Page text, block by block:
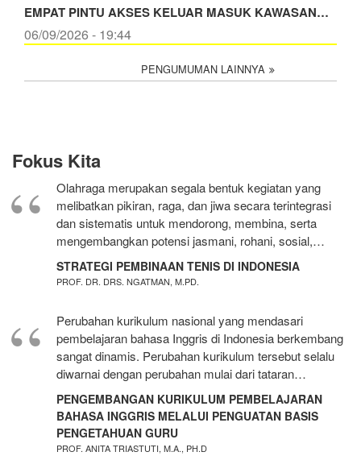
EMPAT PINTU AKSES KELUAR MASUK KAWASAN…
06/09/2026 - 19:44
PENGUMUMAN LAINNYA
Fokus Kita
Olahraga merupakan segala bentuk kegiatan yang
melibatkan pikiran, raga, dan jiwa secara terintegrasi
dan sistematis untuk mendorong, membina, serta
mengembangkan potensi jasmani, rohani, sosial,…
STRATEGI PEMBINAAN TENIS DI INDONESIA
PROF. DR. DRS. NGATMAN, M.PD.
Perubahan kurikulum nasional yang mendasari
pembelajaran bahasa Inggris di Indonesia berkembang
sangat dinamis. Perubahan kurikulum tersebut selalu
diwarnai dengan perubahan mulai dari tataran…
PENGEMBANGAN KURIKULUM PEMBELAJARAN
BAHASA INGGRIS MELALUI PENGUATAN BASIS
PENGETAHUAN GURU
PROF. ANITA TRIASTUTI, M.A., PH.D